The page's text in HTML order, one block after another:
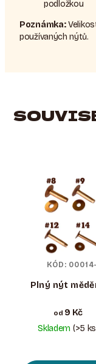
podložkou
Poznámka:
používaných nýtů.
Plný nýt
od 9 Kč
Skladem (>5
KÓD: